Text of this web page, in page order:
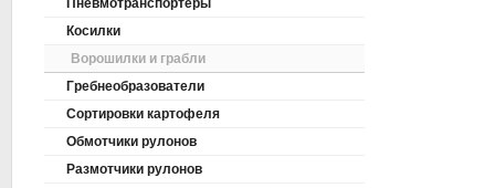
Пневмотранспортеры
Косилки
Ворошилки и грабли
Гребнеобразователи
Сортировки картофеля
Обмотчики рулонов
Размотчики рулонов